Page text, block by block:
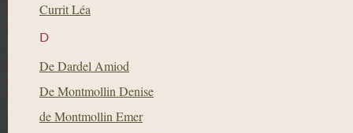
Currit Léa
D
De Dardel Amiod
De Montmollin Denise
de Montmollin Emer